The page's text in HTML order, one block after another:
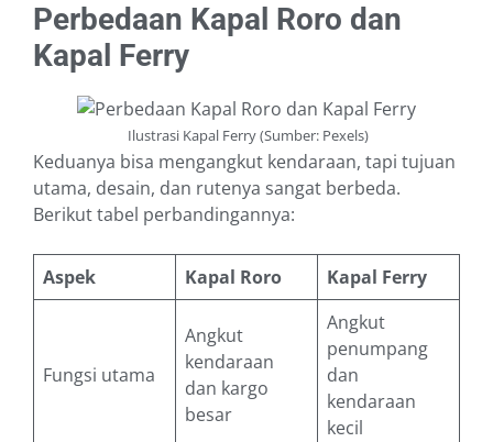
Perbedaan Kapal Roro dan
Kapal Ferry
Ilustrasi Kapal Ferry (Sumber: Pexels)
Keduanya bisa mengangkut kendaraan, tapi tujuan
utama, desain, dan rutenya sangat berbeda.
Berikut tabel perbandingannya:
Aspek Kapal Roro Kapal Ferry
Fungsi utama
Angkut
kendaraan
dan kargo
besar
Angkut
penumpang
dan
kendaraan
kecil